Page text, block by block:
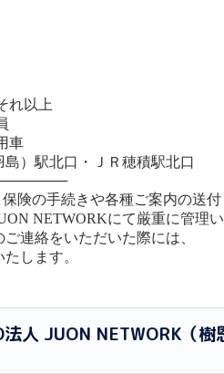
れ以上
車
）駅北口・ＪＲ穂積駅北口
険の手続きや各種ご案内の送付
NETWORKにて厳重に管理
連絡をいただいた際には、
します。
人 JUON NETWORK（